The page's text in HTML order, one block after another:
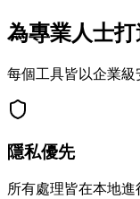
為專業人士打
每個工具皆以企業
隱私優先
所有處理皆在本地